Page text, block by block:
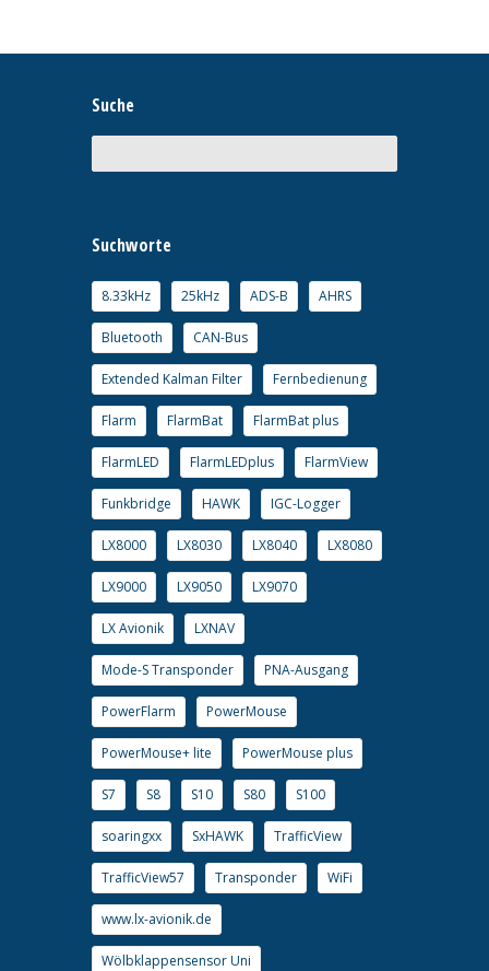
Suche
Suchworte
8.33kHz 25kHz ADS-B AHRS
Bluetooth CAN-Bus
Extended Kalman Filter Fernbedienung
Flarm FlarmBat FlarmBat plus
FlarmLED FlarmLEDplus FlarmView
Funkbridge HAWK IGC-Logger
LX8000 LX8030 LX8040 LX8080
LX9000 LX9050 LX9070
LX Avionik LXNAV
Mode-S Transponder PNA-Ausgang
PowerFlarm PowerMouse
PowerMouse+ lite PowerMouse plus
S7 S8 S10 S80 S100
soaringxx SxHAWK TrafficView
TrafficView57 Transponder WiFi
www.lx-avionik.de
Wölbklappensensor Uni